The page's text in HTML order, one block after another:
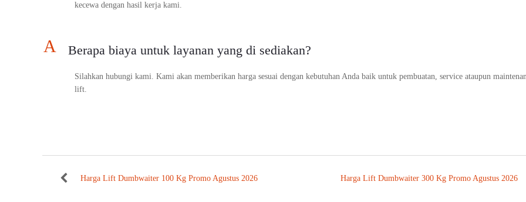
kecewa dengan hasil kerja kami.
A Berapa biaya untuk layanan yang di sediakan?
Silahkan hubungi kami. Kami akan memberikan harga sesuai dengan kebutuhan Anda baik untuk pembuatan, service ataupun
lift.
Harga Lift Dumbwaiter 100 Kg Promo Agustus 2026 Harga Lift Dumbwaiter 300 Kg Promo Agustus 2026